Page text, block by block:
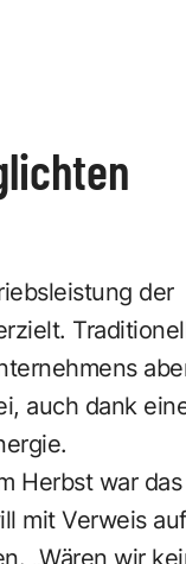
der
auch dank
Herbst war das
mit Verweis auf
„Wären wir